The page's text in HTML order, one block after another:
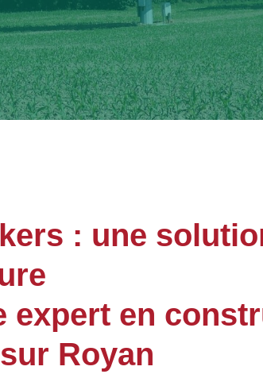
: une
expert en
Royan